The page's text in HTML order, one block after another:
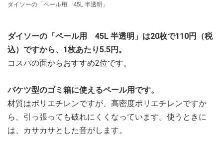
ダイソーの「ペール用 45L 半透明」
ダイソーの「ペール用 45L 半透明」は20枚で110円（税
込）ですから、1枚あたり5.5円。
コスパの面からおすすめ2位です。
バケツ型のゴミ箱に使えるペール用です。
材質はポリエチレンですが、高密度ポリエチレンですか
ら、引っ張っても破れにくくなっています。使うときに
は、カサカサとした音がします。